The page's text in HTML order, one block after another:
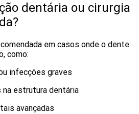
dentária ou cirurgia
em casos onde o dente
como:
infecções graves
na estrutura dentária
avançadas